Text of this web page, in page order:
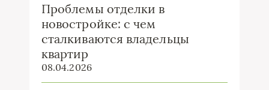
Проблемы отделки в
новостройке: с чем
сталкиваются владельцы
квартир
08.04.2026